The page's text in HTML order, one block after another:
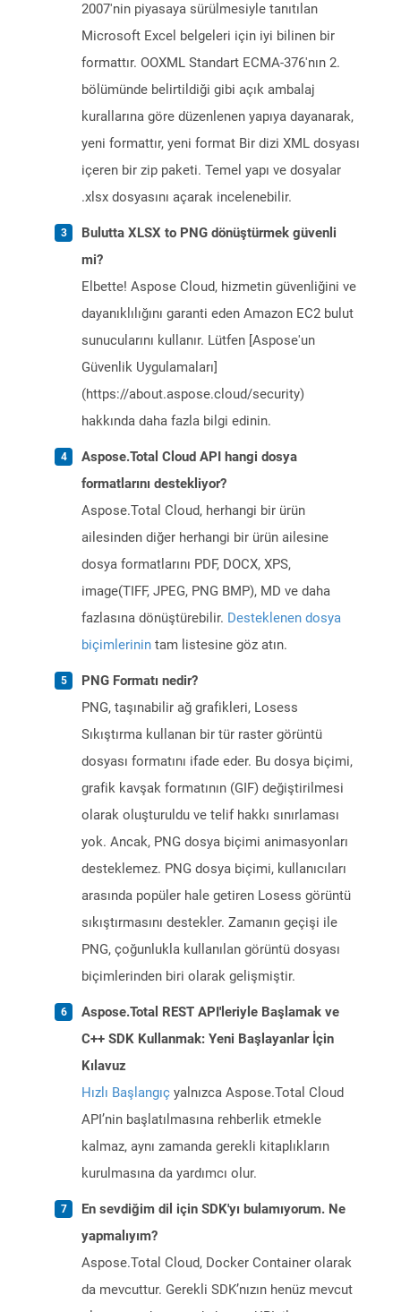
2007'nin piyasaya sürülmesiyle tanıtılan
Microsoft Excel belgeleri için iyi bilinen bir
formattır. OOXML Standart ECMA-376'nın 2.
bölümünde belirtildiği gibi açık ambalaj
kurallarına göre düzenlenen yapıya dayanarak,
yeni formattır, yeni format Bir dizi XML dosyası
içeren bir zip paketi. Temel yapı ve dosyalar
.xlsx dosyasını açarak incelenebilir.
Bulutta XLSX to PNG dönüştürmek güvenli
mi?
Elbette! Aspose Cloud, hizmetin güvenliğini ve
dayanıklılığını garanti eden Amazon EC2 bulut
sunucularını kullanır. Lütfen [Aspose'un
Güvenlik Uygulamaları]
(https://about.aspose.cloud/security)
hakkında daha fazla bilgi edinin.
Aspose.Total Cloud API hangi dosya
formatlarını destekliyor?
Aspose.Total Cloud, herhangi bir ürün
ailesinden diğer herhangi bir ürün ailesine
dosya formatlarını PDF, DOCX, XPS,
image(TIFF, JPEG, PNG BMP), MD ve daha
fazlasına dönüştürebilir. Desteklenen dosya
biçimlerinin tam listesine göz atın.
PNG Formatı nedir?
PNG, taşınabilir ağ grafikleri, Losess
Sıkıştırma kullanan bir tür raster görüntü
dosyası formatını ifade eder. Bu dosya biçimi,
grafik kavşak formatının (GIF) değiştirilmesi
olarak oluşturuldu ve telif hakkı sınırlaması
yok. Ancak, PNG dosya biçimi animasyonları
desteklemez. PNG dosya biçimi, kullanıcıları
arasında popüler hale getiren Losess görüntü
sıkıştırmasını destekler. Zamanın geçişi ile
PNG, çoğunlukla kullanılan görüntü dosyası
biçimlerinden biri olarak gelişmiştir.
Aspose.Total REST API'leriyle Başlamak ve
C++ SDK Kullanmak: Yeni Başlayanlar İçin
Kılavuz
Hızlı Başlangıç yalnızca Aspose.Total Cloud
API’nin başlatılmasına rehberlik etmekle
kalmaz, aynı zamanda gerekli kitaplıkların
kurulmasına da yardımcı olur.
En sevdiğim dil için SDK'yı bulamıyorum. Ne
yapmalıyım?
Aspose.Total Cloud, Docker Container olarak
da mevcuttur. Gerekli SDK’nızın henüz mevcut